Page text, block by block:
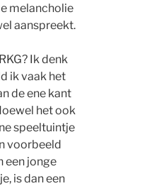
melancholie
aanspreekt.
Ik denk
ik vaak het
de ene kant
het ook
speeltuintje
voorbeeld
een jonge
is dan een